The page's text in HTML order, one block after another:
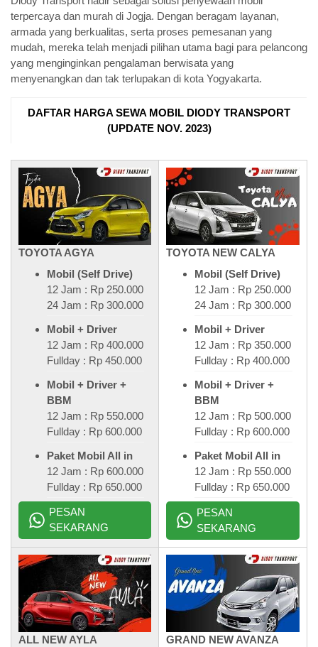
terpercaya dan murah di Jogja. Dengan beragam layanan,
armada yang berkualitas, serta proses pemesanan yang
mudah, mereka telah menjadi pilihan utama bagi para pelancong
yang menginginkan pengalaman berwisata yang
menyenangkan dan tak terlupakan di kota Yogyakarta.
DAFTAR HARGA SEWA MOBIL DIODY TRANSPORT
(UPDATE NOV. 2023)
TOYOTA AGYA
Mobil (Self Drive)
12 Jam : Rp 250.000
24 Jam : Rp 300.000
Mobil + Driver
12 Jam : Rp 400.000
Fullday : Rp 450.000
Mobil + Driver +
BBM
12 Jam : Rp 550.000
Fullday : Rp 600.000
Paket Mobil All in
12 Jam : Rp 600.000
Fullday : Rp 650.000
PESAN
SEKARANG
TOYOTA NEW CALYA
Mobil (Self Drive)
12 Jam : Rp 250.000
24 Jam : Rp 300.000
Mobil + Driver
12 Jam : Rp 350.000
Fullday : Rp 400.000
Mobil + Driver +
BBM
12 Jam : Rp 500.000
Fullday : Rp 600.000
Paket Mobil All in
12 Jam : Rp 550.000
Fullday : Rp 650.000
PESAN
SEKARANG
ALL NEW AYLA
GRAND NEW AVANZA